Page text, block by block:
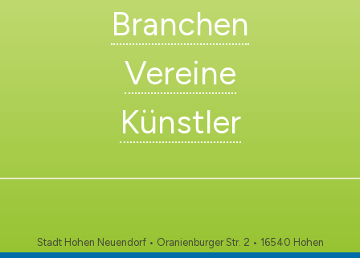
Branchen
Vereine
Künstler
Stadt Hohen Neuendorf • Oranienburger Str. 2 • 16540 Hohen